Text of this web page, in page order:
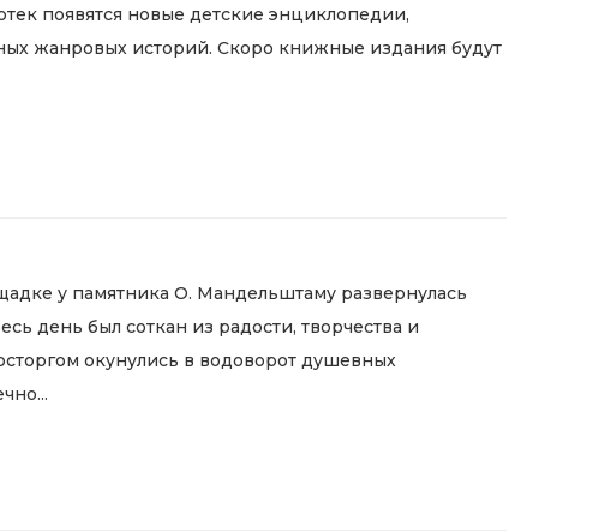
появятся новые детские энциклопедии,
жанровых историй. Скоро книжные издания будут
у памятника О. Мандельштаму развернулась
день был соткан из радости, творчества и
окунулись в водоворот душевных